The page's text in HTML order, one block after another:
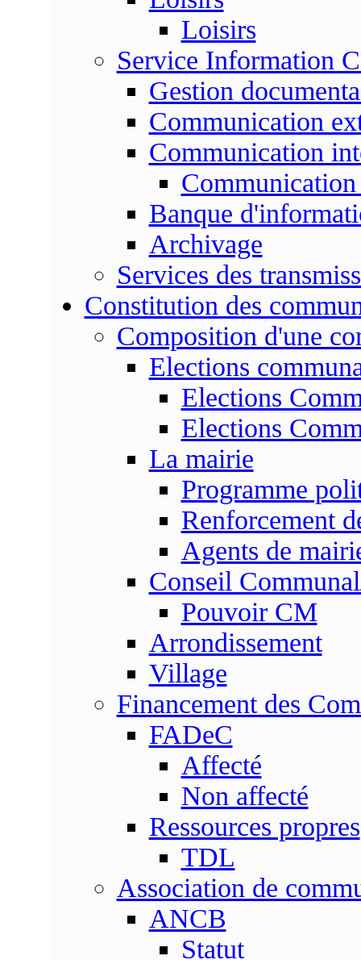
Loisirs
Service Information
Gestion
Communication
Communication
Communication
Banque
Archivage
Services des
Constitution des
Composition d'une
Elections
Elections
Elections
La mairie
Programme
Renforcement
Agents de
Conseil
Pouvoir CM
Arrondissement
Village
Financement des
FADeC
Affecté
Non affecté
Ressources propres
TDL
Association de
ANCB
Statut